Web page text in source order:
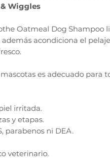
Wiggles
Oatmeal Dog Shampoo
acondiciona el
es adecuado para
irritada.
y etapas.
parabenos ni DEA.
veterinario.